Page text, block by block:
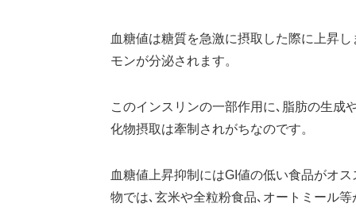
血糖値は糖質を急激に摂取した際に上昇
モンが分泌されます。
このインスリンの一部作用に､脂肪の生成
化物摂取は牽制されがちなのです。
血糖値上昇抑制にはGI値の低い食品がオ
物では､玄米や全粒粉食品､オートミール